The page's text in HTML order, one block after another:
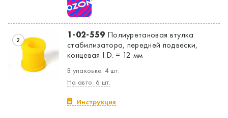
2 1-02-559 Полиуретановая втулка
стабилизатора, передней подвески,
концевая I.D. = 12 мм
В упаковке: 4 шт.
На авто: 6 шт.
Инструкция